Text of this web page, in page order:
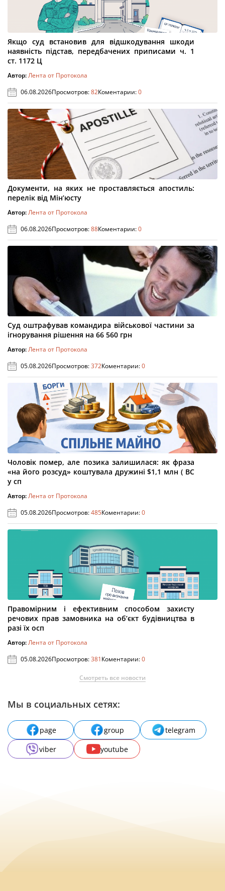
Якщо суд встановив для відшкодування шкоди
наявність підстав, передбачених приписами ч. 1
ст. 1172 Ц
Автор:Лента от Протокола
06.08.2026Просмотров:82Коментарии:0
Документи, на яких не проставляється апостиль:
перелік від Мін’юсту
Автор:Лента от Протокола
06.08.2026Просмотров:88Коментарии:0
Суд оштрафував командира військової частини за
ігнорування рішення на 66 560 грн
Автор:Лента от Протокола
05.08.2026Просмотров:372Коментарии:0
Чоловік помер, але позика залишилася: як фраза
«на його розсуд» коштувала дружині $1,1 млн ( ВС
у сп
Автор:Лента от Протокола
05.08.2026Просмотров:485Коментарии:0
Правомірним і ефективним способом захисту
речових прав замовника на об’єкт будівництва в
разі їх осп
Автор:Лента от Протокола
05.08.2026Просмотров:381Коментарии:0
Смотреть все новости
Мы в социальных сетях:
page group
telegram
viber
youtube